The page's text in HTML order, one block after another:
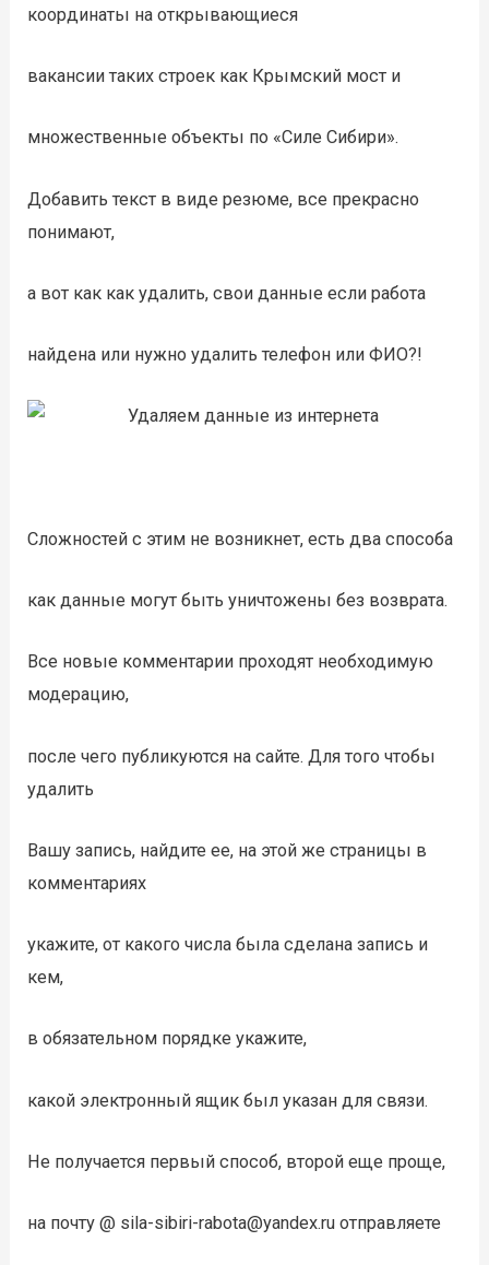
координаты на открывающиеся
вакансии таких строек как Крымский мост и
множественные объекты по «Силе Сибири».
Добавить текст в виде резюме, все прекрасно
понимают,
а вот как как удалить, свои данные если работа
найдена или нужно удалить телефон или ФИО?!
Сложностей с этим не возникнет, есть два способа
как данные могут быть уничтожены без возврата.
Все новые комментарии проходят необходимую
модерацию,
после чего публикуются на сайте. Для того чтобы
удалить
Вашу запись, найдите ее, на этой же страницы в
комментариях
укажите, от какого числа была сделана запись и
кем,
в обязательном порядке укажите,
какой электронный ящик был указан для связи.
Не получается первый способ, второй еще проще,
на почту @ sila-sibiri-rabota@yandex.ru отправляете